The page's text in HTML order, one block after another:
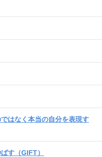
はなく本当の自分を表現す
す（GIFT）